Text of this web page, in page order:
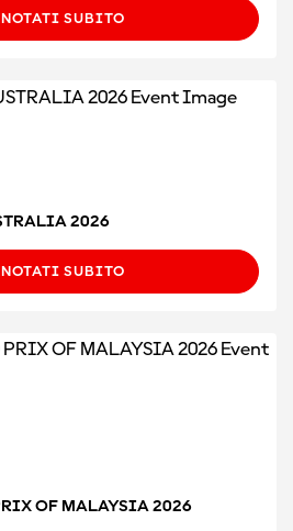
SUBITO
2026
SUBITO
OF MALAYSIA 2026